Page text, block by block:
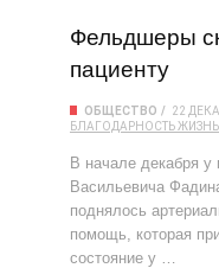
Фельдшеры
пациенту
ОБЩЕСТВО
22
БЛАГОДАРНОСТЬЖИЗНЬ
В начале декабря
Васильевича
поднялось
помощь, которая
состояние у …